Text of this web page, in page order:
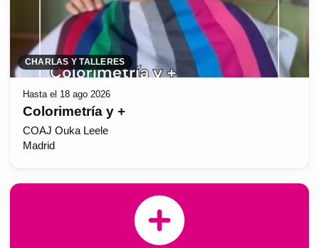
CHARLAS Y TALLERES
Hasta el 18 ago 2026
Colorimetría y +
COAJ Ouka Leele
Madrid